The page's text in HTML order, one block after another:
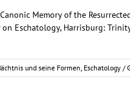
Memory of the
on Eschatology, Harrisburg:
und seine Formen, Eschatology /